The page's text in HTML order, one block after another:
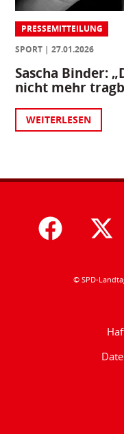
PRESSEMITTEILUNG
SPORT
27.01.2026
Sascha Binder:
nicht mehr
WEITERLESEN
© SPD-